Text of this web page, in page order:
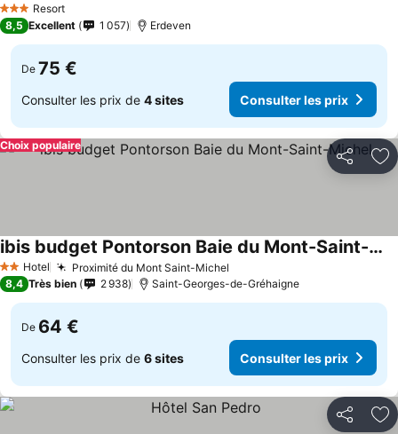
3 ÉtoilesResort
8,5 Excellent 1 057 Erdeven
De 75 €
Consulter les prix de 4 sites Consulter les prix
Partager
Choix populaire
2 Étoiles
Hotel Proximité du Mont Saint-Michel
ibis budget Pontorson Baie du Mont-Saint-Michel
8,4 Très bien 2 938 Saint-Georges-de-Gréhaigne
De 64 €
Consulter les prix de 6 sites Consulter les prix
Partager